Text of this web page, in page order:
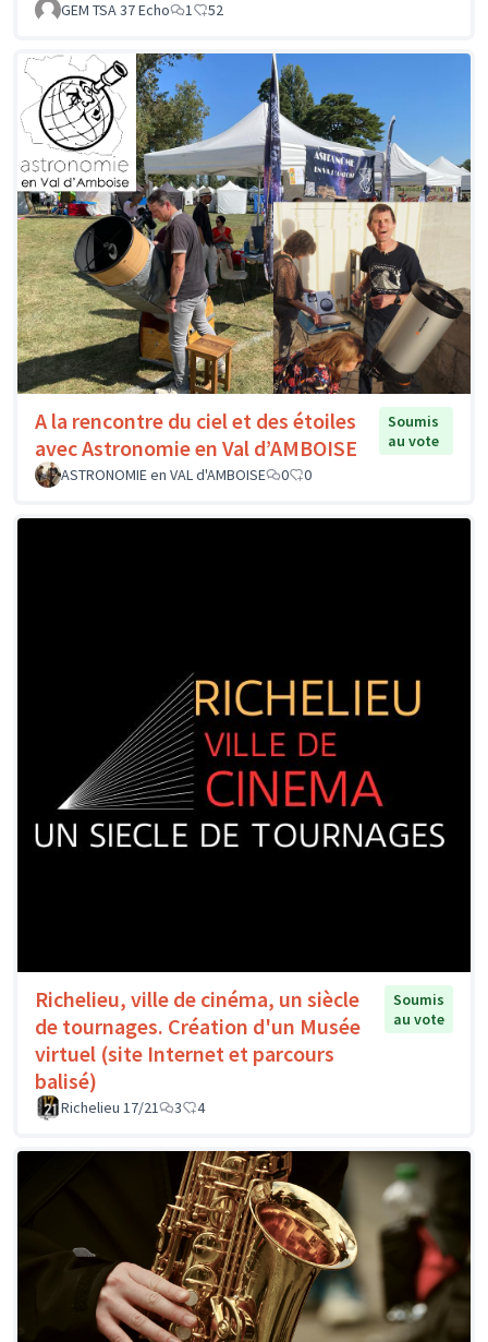
GEM TSA 37 Echo 1 52
A la rencontre du ciel et des étoiles
avec Astronomie en Val d’AMBOISE
Soumis
au vote
ASTRONOMIE en VAL d'AMBOISE
0 0
Richelieu, ville de cinéma, un siècle
de tournages. Création d'un Musée
virtuel (site Internet et parcours
balisé)
Soumis
au vote
Richelieu 17/21 3 4